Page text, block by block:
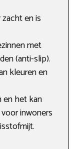
en is
met
(anti-slip).
kleuren en
en het kan
inwoners